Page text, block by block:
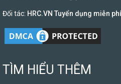
Đối tác: HRC.VN Tuyển dụng miễn phí
TÌM HIỂU THÊM